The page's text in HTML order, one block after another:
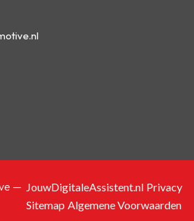
— JouwDigitaleAssistent.nl Privacy
Sitemap Algemene Voorwaarden